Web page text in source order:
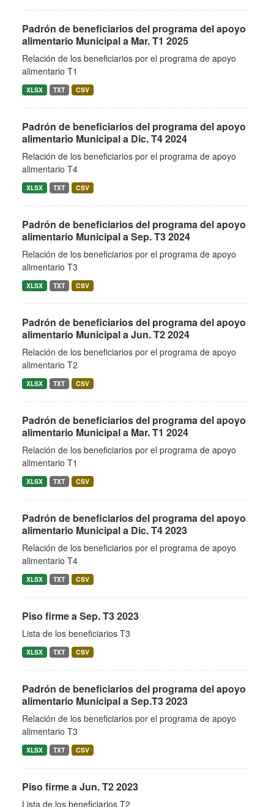
Padrón de beneficiarios del programa del apoyo
alimentario Municipal a Mar. T1 2025
Relación de los beneficiarios por el programa de apoyo
alimentario T1
XLSX TXT CSV
Padrón de beneficiarios del programa del apoyo
alimentario Municipal a Dic. T4 2024
Relación de los beneficiarios por el programa de apoyo
alimentario T4
XLSX TXT CSV
Padrón de beneficiarios del programa del apoyo
alimentario Municipal a Sep. T3 2024
Relación de los beneficiarios por el programa de apoyo
alimentario T3
XLSX TXT CSV
Padrón de beneficiarios del programa del apoyo
alimentario Municipal a Jun. T2 2024
Relación de los beneficiarios por el programa de apoyo
alimentario T2
XLSX TXT CSV
Padrón de beneficiarios del programa del apoyo
alimentario Municipal a Mar. T1 2024
Relación de los beneficiarios por el programa de apoyo
alimentario T1
XLSX TXT CSV
Padrón de beneficiarios del programa del apoyo
alimentario Municipal a Dic. T4 2023
Relación de los beneficiarios por el programa de apoyo
alimentario T4
XLSX TXT CSV
Piso firme a Sep. T3 2023
Lista de los beneficiarios T3
XLSX TXT CSV
Padrón de beneficiarios del programa del apoyo
alimentario Municipal a Sep.T3 2023
Relación de los beneficiarios por el programa de apoyo
alimentario T3
XLSX TXT CSV
Piso firme a Jun. T2 2023
Lista de los beneficiarios T2